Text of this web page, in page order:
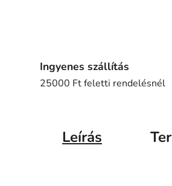
Ingyenes szállítás
25000 Ft feletti rendelésnél
Leírás